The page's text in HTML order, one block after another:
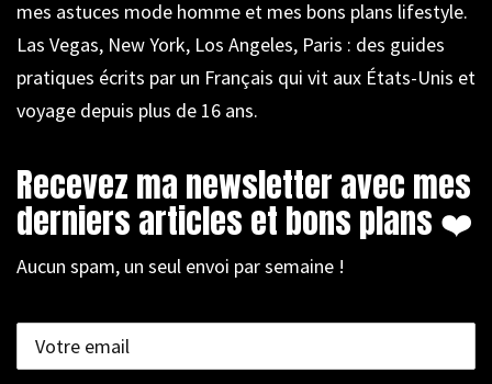
mes astuces mode homme et mes bons plans lifestyle.
Las Vegas, New York, Los Angeles, Paris : des guides
pratiques écrits par un Français qui vit aux États-Unis et
voyage depuis plus de 16 ans.
Recevez ma newsletter avec mes
derniers articles et bons plans ❤️
Aucun spam, un seul envoi par semaine !